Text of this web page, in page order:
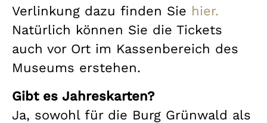
Verlinkung dazu finden Sie hier.
Natürlich können Sie die Tickets
auch vor Ort im Kassenbereich des
Museums erstehen.
Gibt es Jahreskarten?
Ja, sowohl für die Burg Grünwald als